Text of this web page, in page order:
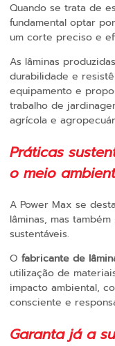
Quando se trata de
fundamental optar
um corte preciso e
As lâminas
durabilidade e
equipamento e
trabalho de
agrícola e
Práticas
o meio
A Power Max se
lâminas, mas
sustentáveis.
O fabricante de
utilização de
impacto ambiental,
consciente e
Garanta já a